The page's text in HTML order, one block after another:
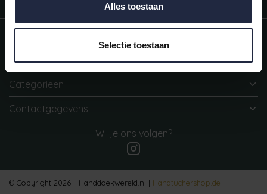
Alles toestaan
Selectie toestaan
Mijn account
Categorieën
Contactgegevens
Wil je ons volgen?
© Copyright 2026 - Handdoekwereld.nl | Handtuchershop.de